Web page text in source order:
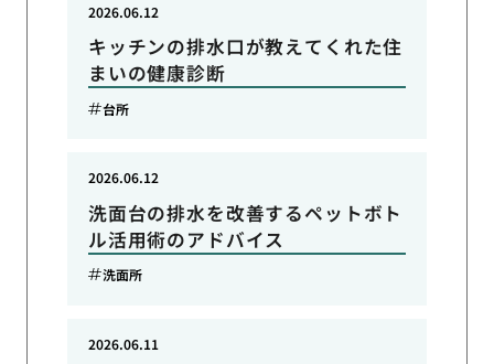
キッチンの排水口が教えてくれた住
まいの健康診断
2026.06.12
台所
洗面台の排水を改善するペットボト
ル活用術のアドバイス
2026.06.12
洗面所
2026.06.11